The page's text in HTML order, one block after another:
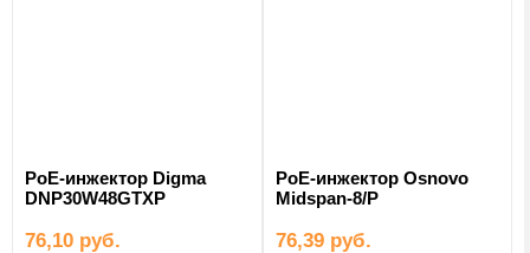
PoE-инжектор Digma
DNP30W48GTXP
76,10 руб.
PoE-инжектор Osnovo
Midspan-8/P
76,39 руб.